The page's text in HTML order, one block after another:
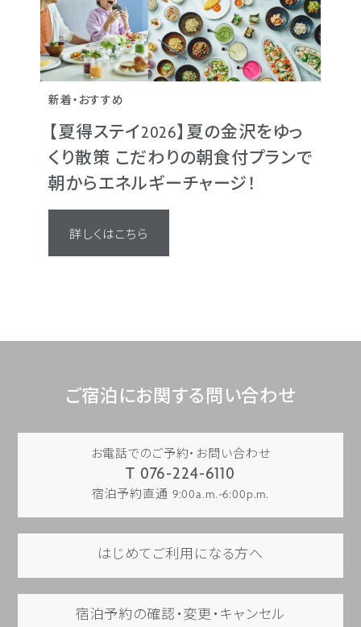
新着・おすすめ
【夏得ステイ2026】夏の金沢をゆっ
くり散策 こだわりの朝食付プランで
朝からエネルギーチャージ！
詳しくはこちら
1000ボーナスポイント
詳しくはこちら
ビジネス カップル・女性向け
【早期予約21】 21日前
でさらにお得
【早期予約21】 21日前
でさらにお得
21日前までのご予約でお得
ご宿泊にお関する問い合わせ
お電話でのご予約・お問い合わせ
T 076-224-6110
宿泊予約直通 9:00a.m.~6:00p.m.
はじめてご利用になる方へ
宿泊予約の確認・変更・キャンセル